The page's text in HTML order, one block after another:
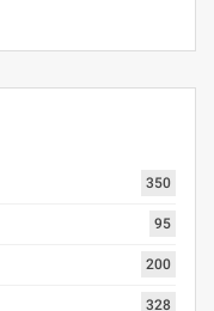
350
95
200
328